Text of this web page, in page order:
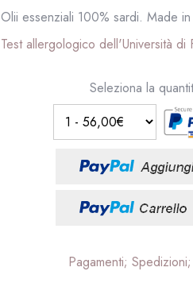
Olii essenziali 100% sardi. Made
Test allergologico dell'Università di
Seleziona la
Pagamenti;